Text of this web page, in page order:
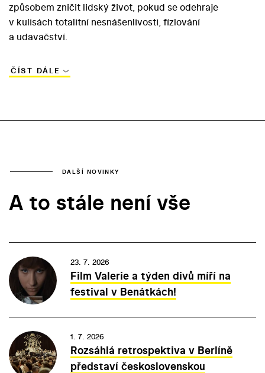
způsobem zničit lidský život, pokud se odehraje
v kulisách totalitní nesnášenlivosti, fízlování
a udavačství.
ČÍST DÁLE
DALŠÍ NOVINKY
A to stále není vše
23. 7. 2026
Film Valerie a týden divů míří na
festival v Benátkách!
1. 7. 2026
Rozsáhlá retrospektiva v Berlíně
představí československou